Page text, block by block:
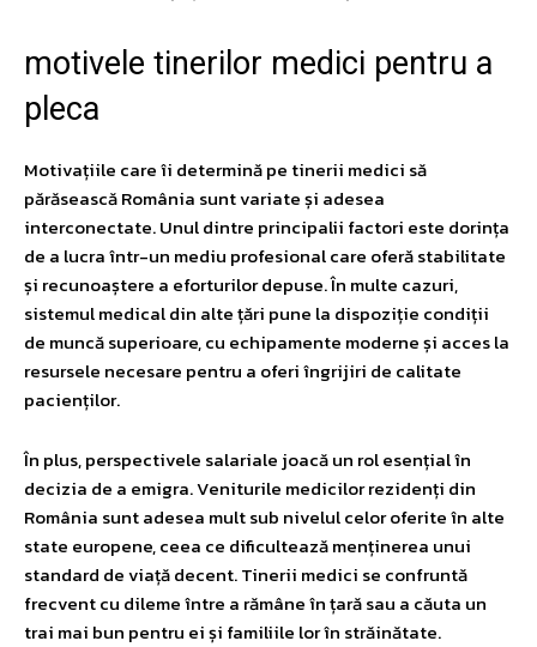
motivele tinerilor medici pentru a
pleca
Motivațiile care îi determină pe tinerii medici să
părăsească România sunt variate și adesea
interconectate. Unul dintre principalii factori este dorința
de a lucra într-un mediu profesional care oferă stabilitate
și recunoaștere a eforturilor depuse. În multe cazuri,
sistemul medical din alte țări pune la dispoziție condiții
de muncă superioare, cu echipamente moderne și acces la
resursele necesare pentru a oferi îngrijiri de calitate
pacienților.
În plus, perspectivele salariale joacă un rol esențial în
decizia de a emigra. Veniturile medicilor rezidenți din
România sunt adesea mult sub nivelul celor oferite în alte
state europene, ceea ce dificultează menținerea unui
standard de viață decent. Tinerii medici se confruntă
frecvent cu dileme între a rămâne în țară sau a căuta un
trai mai bun pentru ei și familiile lor în străinătate.